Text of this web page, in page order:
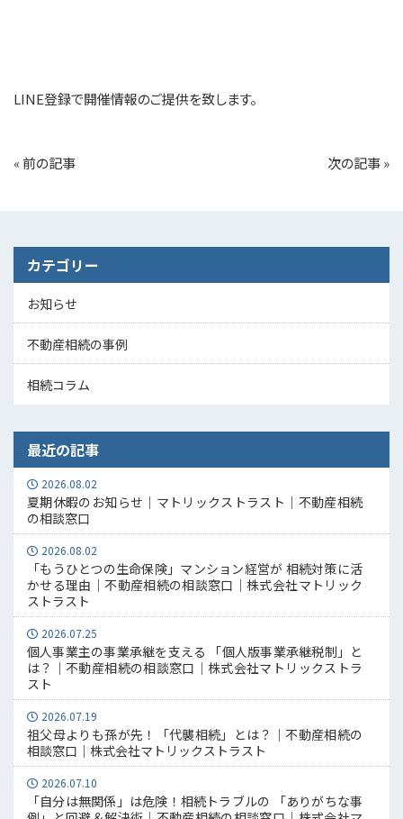
LINE登録で開催情報のご提供を致します。
«前の記事 次の記事»
カテゴリー
お知らせ
不動産相続の事例
相続コラム
最近の記事
2026.08.02
夏期休暇のお知らせ｜マトリックストラスト｜不動産相続
の相談窓口
2026.08.02
「もうひとつの生命保険」マンション経営が 相続対策に活
かせる理由｜不動産相続の相談窓口｜株式会社マトリック
ストラスト
2026.07.25
個人事業主の事業承継を支える 「個人版事業承継税制」と
は？｜不動産相続の相談窓口｜株式会社マトリックストラ
スト
2026.07.19
祖父母よりも孫が先！「代襲相続」とは？｜不動産相続の
相談窓口｜株式会社マトリックストラスト
2026.07.10
「自分は無関係」は危険！相続トラブルの 「ありがちな事